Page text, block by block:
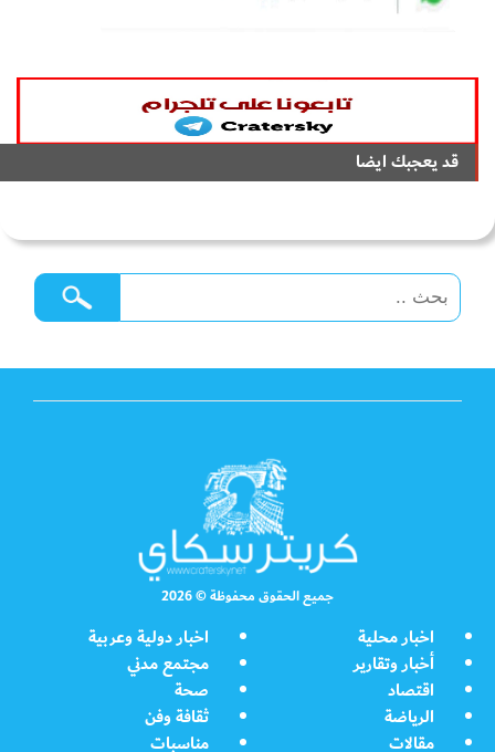
قد يعجبك ايضا
جميع الحقوق محفوظة © 2026
اخبار محلية
اخبار دولية وعربية
أخبار وتقارير
مجتمع مدني
اقتصاد
صحة
الرياضة
ثقافة وفن
مقالات
مناسبات